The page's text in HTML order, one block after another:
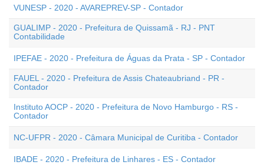
VUNESP - 2020 - AVAREPREV-SP - Contador
GUALIMP - 2020 - Prefeitura de Quissamã - RJ - PNT
Contabilidade
IPEFAE - 2020 - Prefeitura de Águas da Prata - SP - Contador
FAUEL - 2020 - Prefeitura de Assis Chateaubriand - PR -
Contador
Instituto AOCP - 2020 - Prefeitura de Novo Hamburgo - RS -
Contador
NC-UFPR - 2020 - Câmara Municipal de Curitiba - Contador
IBADE - 2020 - Prefeitura de Linhares - ES - Contador